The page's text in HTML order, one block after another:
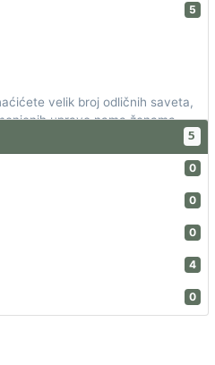
5
velik broj odličnih saveta,
upravo nama ženama.
0
5
0
0
0
4
0